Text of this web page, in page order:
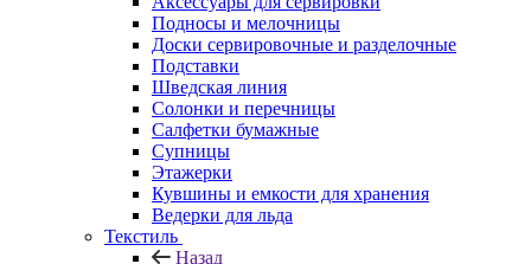
Подносы и мелочницы
Доски сервировочные и разделочные
Подставки
Шведская линия
Солонки и перечницы
Салфетки бумажные
Супницы
Этажерки
Кувшины и емкости для хранения
Ведерки для льда
Текстиль
Назад